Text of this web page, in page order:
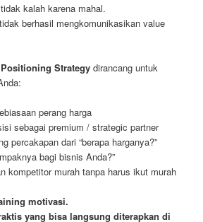
kalah karena mahal.
berhasil mengkomunikasikan value
Strategy dirancang untuk
perang harga
sebagai premium / strategic partner
percakapan dari “berapa harganya?”
bagi bisnis Anda?”
kompetitor murah tanpa harus ikut murah
motivasi.
yang bisa langsung diterapkan di